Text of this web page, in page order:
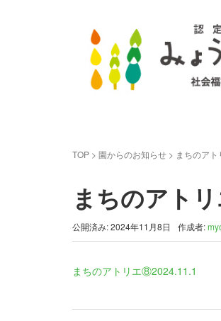
TOP > 園からのお知らせ > まちのア
まちのアト
公開済み: 2024年11月8日 作成者:
まちのアトリエ⑧2024.11.1